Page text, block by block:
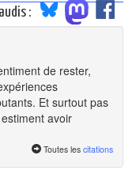
:
de rester,
Et surtout pas
avoir
Toutes les citations